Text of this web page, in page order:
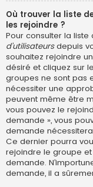
Où trouver la liste
les rejoindre ?
Pour consulter la liste
d’utilisateursdepuis
souhaitez rejoindre
désiré et cliquez sur
groupes ne sont pas
nécessiter une
peuvent même être
vous pouvez le
demande », vous
demande
Ce dernier pourra
rejoindre le groupe
demande.
demande, il a